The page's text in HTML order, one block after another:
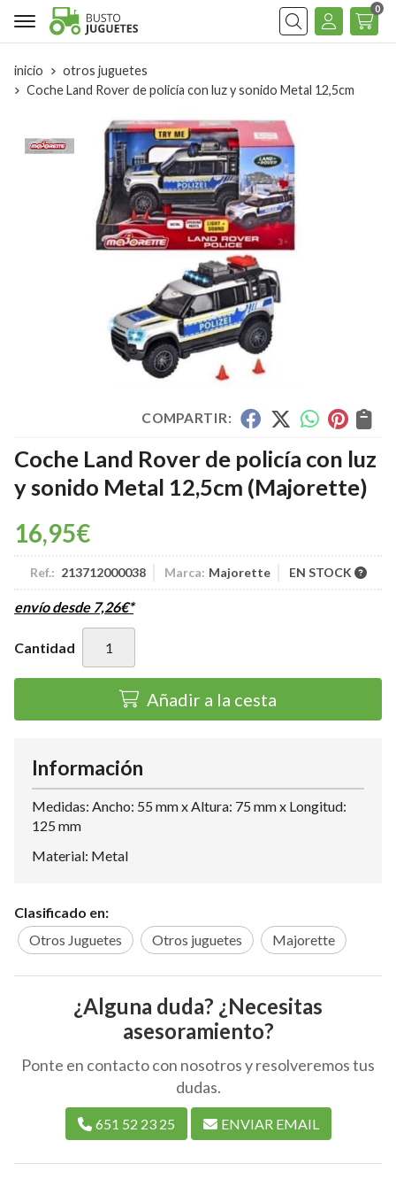
Buscar
0
inicio
otros juguetes
Coche Land Rover de policía con luz y sonido Metal 12,5cm
COMPARTIR:
Coche Land Rover de policía con luz
y sonido Metal 12,5cm (Majorette)
16,95€
Ref.: 213712000038 Marca: Majorette EN STOCK
envío desde 7,26€*
Cantidad
Añadir a la cesta
Información
Medidas: Ancho: 55 mm x Altura: 75 mm x Longitud:
125 mm
Material: Metal
Clasificado en:
Otros Juguetes
Otros juguetes Majorette
¿Alguna duda? ¿Necesitas
asesoramiento?
Ponte en contacto con nosotros y resolveremos tus
dudas.
651 52 23 25 ENVIAR EMAIL